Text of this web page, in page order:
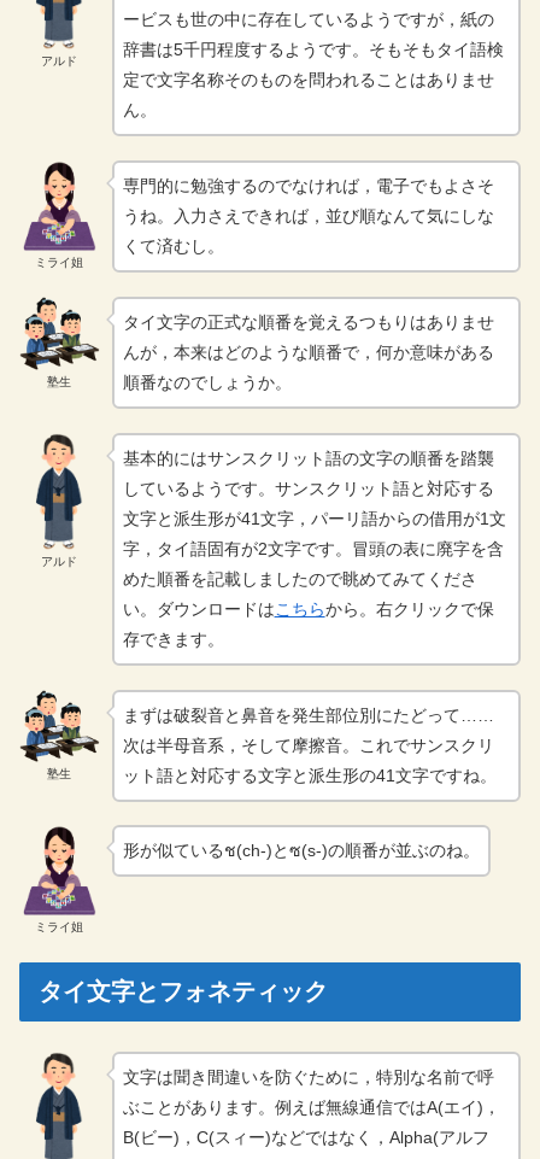
アルド
ービスも世の中に存在しているようですが，紙の
辞書は5千円程度するようです。そもそもタイ語検
定で文字名称そのものを問われることはありませ
ん。
ミライ姐
専門的に勉強するのでなければ，電子でもよさそ
うね。入力さえできれば，並び順なんて気にしな
くて済むし。
塾生
タイ文字の正式な順番を覚えるつもりはありませ
んが，本来はどのような順番で，何か意味がある
順番なのでしょうか。
アルド
基本的にはサンスクリット語の文字の順番を踏襲
しているようです。サンスクリット語と対応する
文字と派生形が41文字，パーリ語からの借用が1文
字，タイ語固有が2文字です。冒頭の表に廃字を含
めた順番を記載しましたので眺めてみてくださ
い。ダウンロードはこちらから。右クリックで保
存できます。
塾生
まずは破裂音と鼻音を発生部位別にたどって……
次は半母音系，そして摩擦音。これでサンスクリ
ット語と対応する文字と派生形の41文字ですね。
ミライ姐
形が似ているช(ch-)とซ(s-)の順番が並ぶのね。
タイ文字とフォネティック
文字は聞き間違いを防ぐために，特別な名前で呼
ぶことがあります。例えば無線通信ではA(エイ)，
B(ビー)，C(スィー)などではなく，Alpha(アルフ